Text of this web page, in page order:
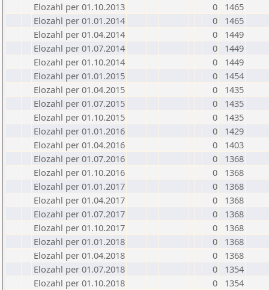
Elozahl per 01.10.2013
0
1465
Elozahl per 01.01.2014
0
1465
Elozahl per 01.04.2014
0
1449
Elozahl per 01.07.2014
0
1449
Elozahl per 01.10.2014
0
1449
Elozahl per 01.01.2015
0
1454
Elozahl per 01.04.2015
0
1435
Elozahl per 01.07.2015
0
1435
Elozahl per 01.10.2015
0
1435
Elozahl per 01.01.2016
0
1429
Elozahl per 01.04.2016
0
1403
Elozahl per 01.07.2016
0
1368
Elozahl per 01.10.2016
0
1368
Elozahl per 01.01.2017
0
1368
Elozahl per 01.04.2017
0
1368
Elozahl per 01.07.2017
0
1368
Elozahl per 01.10.2017
0
1368
Elozahl per 01.01.2018
0
1368
Elozahl per 01.04.2018
0
1368
Elozahl per 01.07.2018
0
1354
Elozahl per 01.10.2018
0
1354